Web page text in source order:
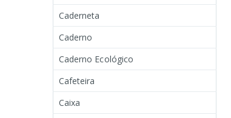
Caderneta
Caderno
Caderno Ecológico
Cafeteira
Caixa